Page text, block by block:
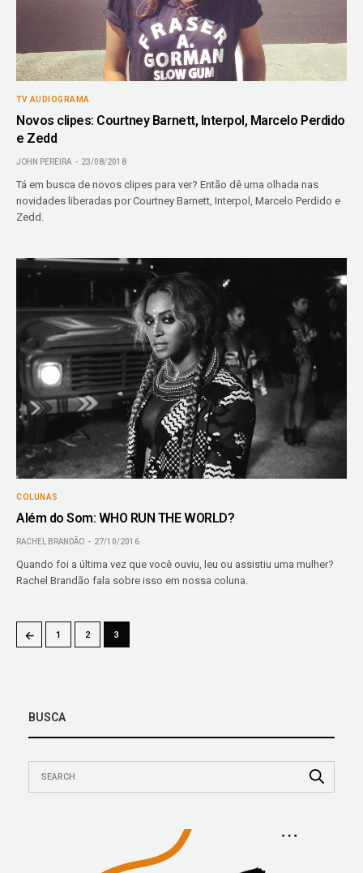
TV AUDIOGRAMA
Novos clipes: Courtney Barnett, Interpol, Marcelo Perdido
e Zedd
JOHN PEREIRA 23/08/2018
Tá em busca de novos clipes para ver? Então dê uma olhada nas
novidades liberadas por Courtney Barnett, Interpol, Marcelo Perdido e
Zedd.
COLUNAS
Além do Som: WHO RUN THE WORLD?
RACHEL BRANDÃO 27/10/2016
Quando foi a última vez que você ouviu, leu ou assistiu uma mulher?
Rachel Brandão fala sobre isso em nossa coluna.
← 1 2 3
BUSCA